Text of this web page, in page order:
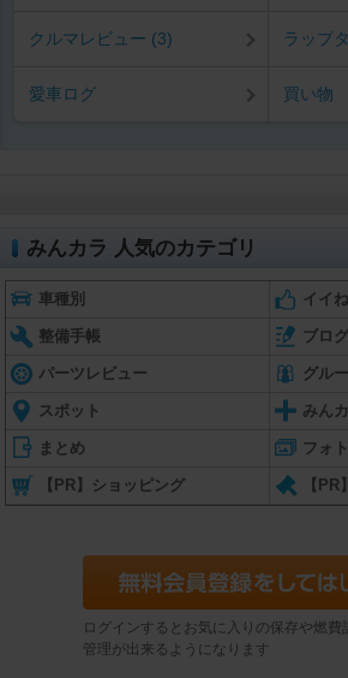
クルマレビュー (3) ラップ
愛車ログ 買い物
みんカラ 人気のカテゴリ
車種別 イイね
整備手帳 ブログ
パーツレビュー グル
スポット みん
まとめ フォト
【PR】ショッピング 【
ログインするとお気に入りの保存や燃費
管理が出来るようになります